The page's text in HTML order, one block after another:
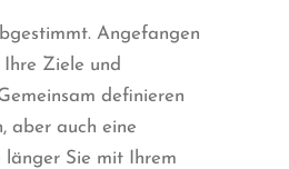
Angefangen
Ziele und
definieren
aber auch eine
länger Sie mit Ihrem